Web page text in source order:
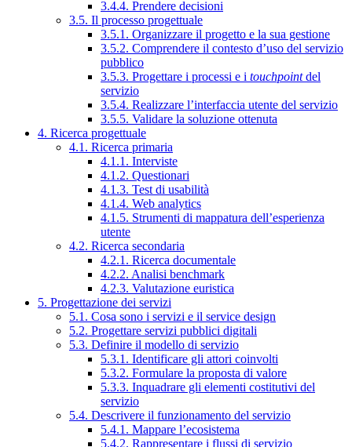
3.4.4. Prendere decisioni
3.5. Il processo progettuale
3.5.1. Organizzare il progetto e la sua gestione
3.5.2. Comprendere il contesto d’uso del servizio
pubblico
3.5.3. Progettare i processi e i touchpointdel
servizio
3.5.4. Realizzare l’interfaccia utente del servizio
3.5.5. Validare la soluzione ottenuta
4. Ricerca progettuale
4.1. Ricerca primaria
4.1.1. Interviste
4.1.2. Questionari
4.1.3. Test di usabilità
4.1.4. Web analytics
4.1.5. Strumenti di mappatura dell’esperienza
utente
4.2. Ricerca secondaria
4.2.1. Ricerca documentale
4.2.2. Analisi benchmark
4.2.3. Valutazione euristica
5. Progettazione dei servizi
5.1. Cosa sono i servizi e il service design
5.2. Progettare servizi pubblici digitali
5.3. Definire il modello di servizio
5.3.1. Identificare gli attori coinvolti
5.3.2. Formulare la proposta di valore
5.3.3. Inquadrare gli elementi costitutivi del
servizio
5.4. Descrivere il funzionamento del servizio
5.4.1. Mappare l’ecosistema
5.4.2. Rappresentare i flussi di servizio